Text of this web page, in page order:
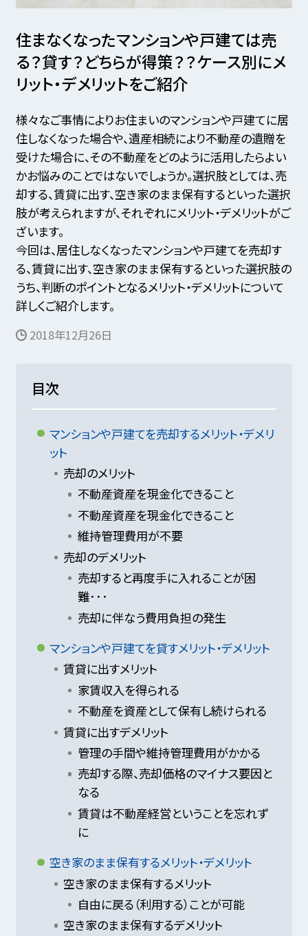
住まなくなったマンションや戸建ては売
る？貸す？どちらが得策？？ケース別にメ
リット・デメリットをご紹介
様々なご事情によりお住まいのマンションや戸建てに居
住しなくなった場合や、遺産相続により不動産の遺贈を
受けた場合に、その不動産をどのように活用したらよい
かお悩みのことではないでしょうか。選択肢としては、売
却する、賃貸に出す、空き家のまま保有するといった選択
肢が考えられますが、それぞれにメリット・デメリットがご
ざいます。
今回は、居住しなくなったマンションや戸建てを売却す
る、賃貸に出す、空き家のまま保有するといった選択肢の
うち、判断のポイントとなるメリット・デメリットについて
詳しくご紹介します。
2018年12月26日
目次
マンションや戸建てを売却するメリット・デメリ
ット
売却のメリット
不動産資産を現金化できること
不動産資産を現金化できること
維持管理費用が不要
売却のデメリット
売却すると再度手に入れることが困
難･･･
売却に伴なう費用負担の発生
マンションや戸建てを貸すメリット・デメリット
賃貸に出すメリット
家賃収入を得られる
不動産を資産として保有し続けられる
賃貸に出すデメリット
管理の手間や維持管理費用がかかる
売却する際、売却価格のマイナス要因と
なる
賃貸は不動産経営ということを忘れず
に
空き家のまま保有するメリット・デメリット
空き家のまま保有するメリット
自由に戻る（利用する）ことが可能
空き家のまま保有するデメリット